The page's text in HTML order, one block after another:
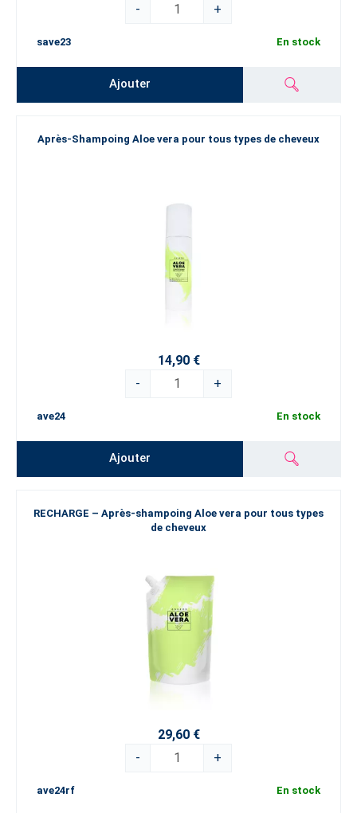
- +
save23 En stock
Ajouter
Après-Shampoing Aloe vera pour tous types de cheveux
14,90 €
-
+
ave24 En stock
Ajouter
RECHARGE – Après-shampoing Aloe vera pour tous types
de cheveux
29,60 €
-
+
ave24rf En stock